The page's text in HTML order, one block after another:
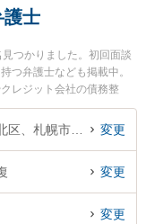
護士
つかりました。初回面談
つ弁護士なども掲載中。
レジット会社の債務整
検索もでき便利です。特
介弁護士や石川総合法律
に相談したい』『信用情
索したい』『初回相談無
に相談予約したい』など
変更
変更
変更